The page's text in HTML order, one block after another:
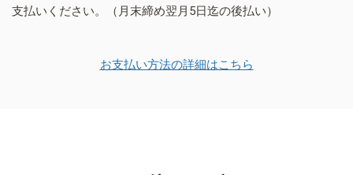
支払いください。（月末締め翌月5日迄の後払い）
お支払い方法の詳細はこちら